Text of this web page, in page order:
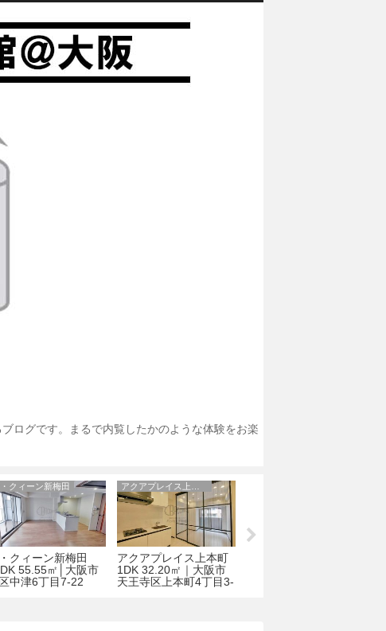
ログです。まるで内覧したかのような体験をお楽
クィーン新梅田
クィーン新梅田
55.55㎡│大阪市
中津6丁目7-22
アクアプレイス上本町
1DK 32.20㎡｜大阪市
天王寺区上本町4丁目3-